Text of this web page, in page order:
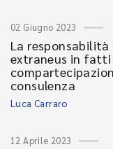
02 Giugno 2023
La
extraneus in
consulenza
Luca Carraro
12 Aprile 2023